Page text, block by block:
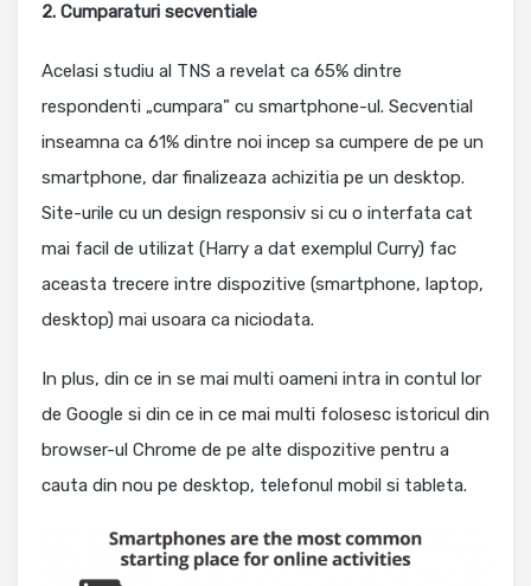
2. Cumparaturi secventiale
Acelasi studiu al TNS a revelat ca 65% dintre
respondenti „cumpara” cu smartphone-ul. Secvential
inseamna ca 61% dintre noi incep sa cumpere de pe un
smartphone, dar finalizeaza achizitia pe un desktop.
Site-urile cu un design responsiv si cu o interfata cat
mai facil de utilizat (Harry a dat exemplul Curry) fac
aceasta trecere intre dispozitive (smartphone, laptop,
desktop) mai usoara ca niciodata.
In plus, din ce in se mai multi oameni intra in contul lor
de Google si din ce in ce mai multi folosesc istoricul din
browser-ul Chrome de pe alte dispozitive pentru a
cauta din nou pe desktop, telefonul mobil si tableta.